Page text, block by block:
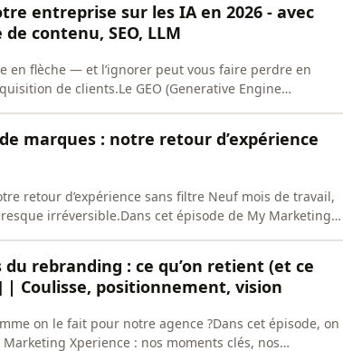
entreprise sur les IA en 2026 - avec
contenu, SEO, LLM
en flèche — et l’ignorer peut vous faire perdre en
de clients.Le GEO (Generative Engine
marques : notre retour d’expérience
retour d’expérience sans filtre Neuf mois de travail,
irréversible.Dans cet épisode de My Marketing
rebranding : ce qu’on retient (et ce
| Coulisse, positionnement, vision
on le fait pour notre agence ?Dans cet épisode, on
Xperience : nos moments clés, nos